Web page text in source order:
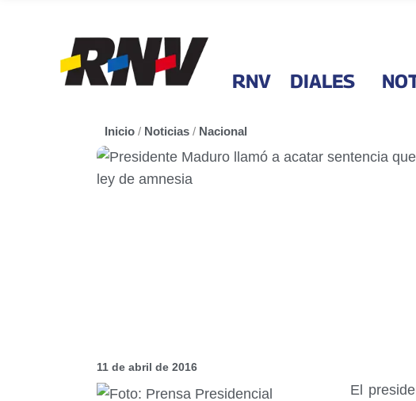
RNV DIALES
Inicio / Noticias / Nacional
11 de abril de 2016
El